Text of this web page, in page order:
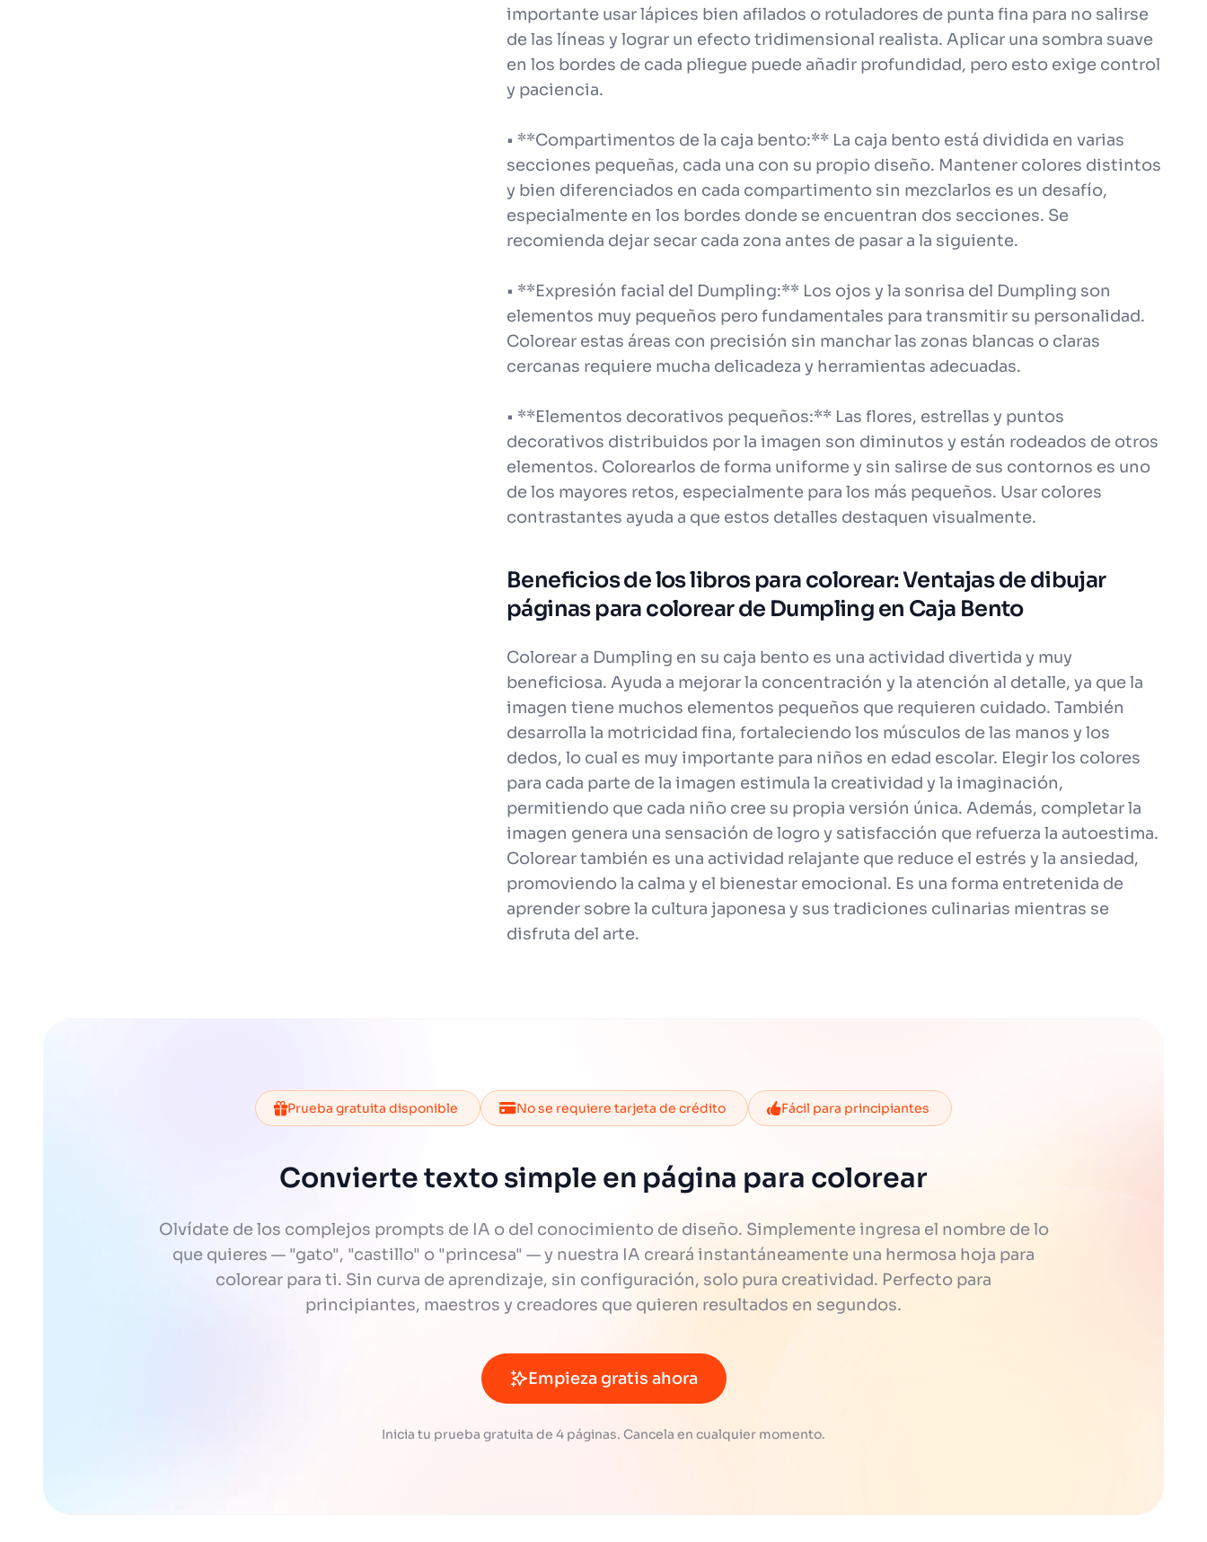
importante usar lápices bien afilados o rotuladores de punta fina para no salirse
de las líneas y lograr un efecto tridimensional realista. Aplicar una sombra suave
en los bordes de cada pliegue puede añadir profundidad, pero esto exige control
y paciencia.
• **Compartimentos de la caja bento:** La caja bento está dividida en varias
secciones pequeñas, cada una con su propio diseño. Mantener colores distintos
y bien diferenciados en cada compartimento sin mezclarlos es un desafío,
especialmente en los bordes donde se encuentran dos secciones. Se
recomienda dejar secar cada zona antes de pasar a la siguiente.
• **Expresión facial del Dumpling:** Los ojos y la sonrisa del Dumpling son
elementos muy pequeños pero fundamentales para transmitir su personalidad.
Colorear estas áreas con precisión sin manchar las zonas blancas o claras
cercanas requiere mucha delicadeza y herramientas adecuadas.
• **Elementos decorativos pequeños:** Las flores, estrellas y puntos
decorativos distribuidos por la imagen son diminutos y están rodeados de otros
elementos. Colorearlos de forma uniforme y sin salirse de sus contornos es uno
de los mayores retos, especialmente para los más pequeños. Usar colores
contrastantes ayuda a que estos detalles destaquen visualmente.
Beneficios de los libros para colorear: Ventajas de dibujar
páginas para colorear de Dumpling en Caja Bento
Colorear a Dumpling en su caja bento es una actividad divertida y muy
beneficiosa. Ayuda a mejorar la concentración y la atención al detalle, ya que la
imagen tiene muchos elementos pequeños que requieren cuidado. También
desarrolla la motricidad fina, fortaleciendo los músculos de las manos y los
dedos, lo cual es muy importante para niños en edad escolar. Elegir los colores
para cada parte de la imagen estimula la creatividad y la imaginación,
permitiendo que cada niño cree su propia versión única. Además, completar la
imagen genera una sensación de logro y satisfacción que refuerza la autoestima.
Colorear también es una actividad relajante que reduce el estrés y la ansiedad,
promoviendo la calma y el bienestar emocional. Es una forma entretenida de
aprender sobre la cultura japonesa y sus tradiciones culinarias mientras se
disfruta del arte.
Prueba gratuita disponible No se requiere tarjeta de crédito Fácil para principiantes
Convierte texto simple en página para colorear
Olvídate de los complejos prompts de IA o del conocimiento de diseño. Simplemente ingresa el nombre de lo
que quieres — "gato", "castillo" o "princesa" — y nuestra IA creará instantáneamente una hermosa hoja para
colorear para ti. Sin curva de aprendizaje, sin configuración, solo pura creatividad. Perfecto para
principiantes, maestros y creadores que quieren resultados en segundos.
Empieza gratis ahora
Inicia tu prueba gratuita de 4 páginas. Cancela en cualquier momento.